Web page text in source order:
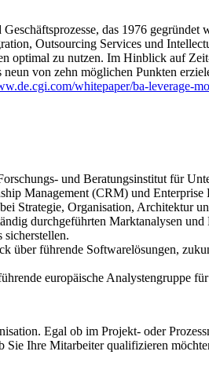
das 1976
Outsourcing Services und
optimal zu nutzen. Im Hinblick auf
von zehn möglichen Punkten
whitepaper/ba-leverage-
und Beratungsinstitut für
Management (CRM) und Enterprise
Strategie, Organisation,
durchgeführten Marktanalysen
sicherstellen.
über führende Softwarelösungen,
europäische Analystengruppe
Egal ob im Projekt- oder
Ihre Mitarbeiter qualifizieren